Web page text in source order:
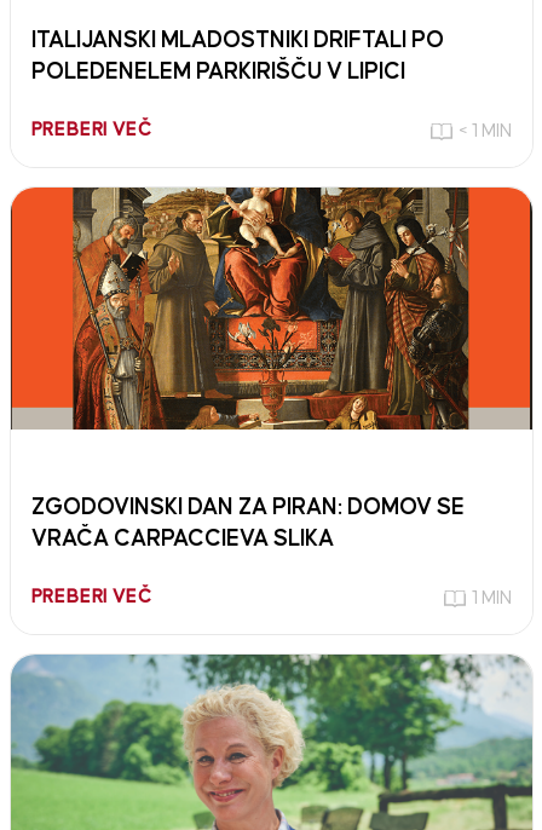
ITALIJANSKI MLADOSTNIKI DRIFTALI PO
POLEDENELEM PARKIRIŠČU V LIPICI
PREBERI VEČ < 1 MIN
ZGODOVINSKI DAN ZA PIRAN: DOMOV SE
VRAČA CARPACCIEVA SLIKA
PREBERI VEČ 1 MIN